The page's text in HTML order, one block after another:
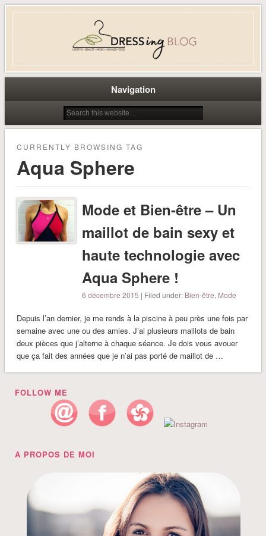
Dress-ing – Blog lifestyle beauté
mode à Caen
Navigation
CURRENTLY BROWSING TAG
Aqua Sphere
Mode et Bien-être – Un
maillot de bain sexy et
haute technologie avec
Aqua Sphere !
6 décembre 2015 | Filed under: Bien-être, Mode
Depuis l’an dernier, je me rends à la piscine à peu près une fois par
semaine avec une ou des amies. J’ai plusieurs maillots de bain
deux pièces que j’alterne à chaque séance. Je dois vous avouer
que ça fait des années que je n’ai pas porté de maillot de …
FOLLOW ME
A PROPOS DE MOI